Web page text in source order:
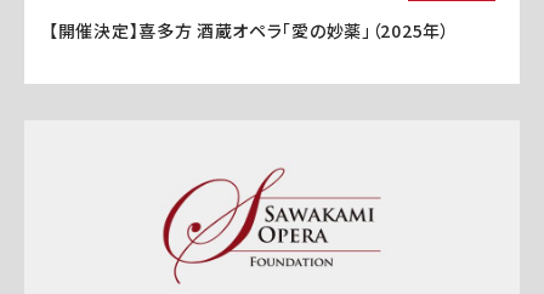
【開催決定】喜多方 酒蔵オペラ「愛の妙薬」（2025年）